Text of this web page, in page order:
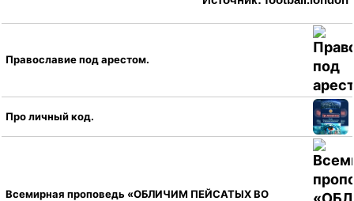
Православие под арестом.
Про личный код.
Всемирная проповедь «ОБЛИЧИМ ПЕЙСАТЫХ ВО